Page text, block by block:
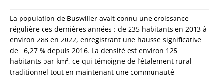
La population de Buswiller avait connu une croissance
régulière ces dernières années : de 235 habitants en 2013 à
environ 288 en 2022, enregistrant une hausse significative
de +6,27 % depuis 2016. La densité est environ 125
habitants par km², ce qui témoigne de l’étalement rural
traditionnel tout en maintenant une communauté